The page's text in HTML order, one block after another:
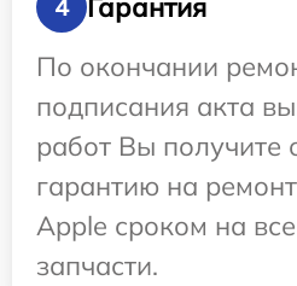
4
По окончании
подписания акта
работ Вы
гарантию на
Apple сроком на
запчасти.